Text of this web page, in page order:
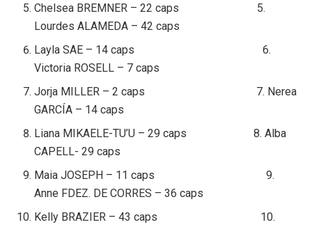
Chelsea BREMNER – 22 caps 5.
Lourdes ALAMEDA – 42 caps
Layla SAE – 14 caps 6.
Victoria ROSELL – 7 caps
Jorja MILLER – 2 caps 7. Nerea
GARCÍA – 14 caps
Liana MIKAELE-TU’U – 29 caps 8. Alba
CAPELL- 29 caps
Maia JOSEPH – 11 caps 9.
Anne FDEZ. DE CORRES – 36 caps
Kelly BRAZIER – 43 caps 10.